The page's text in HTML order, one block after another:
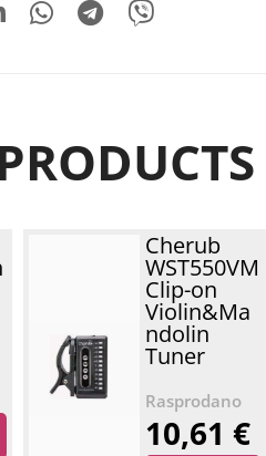
Cherub
WST550VM
Clip-on
Violin&Ma
ndolin
Tuner
10,61 €